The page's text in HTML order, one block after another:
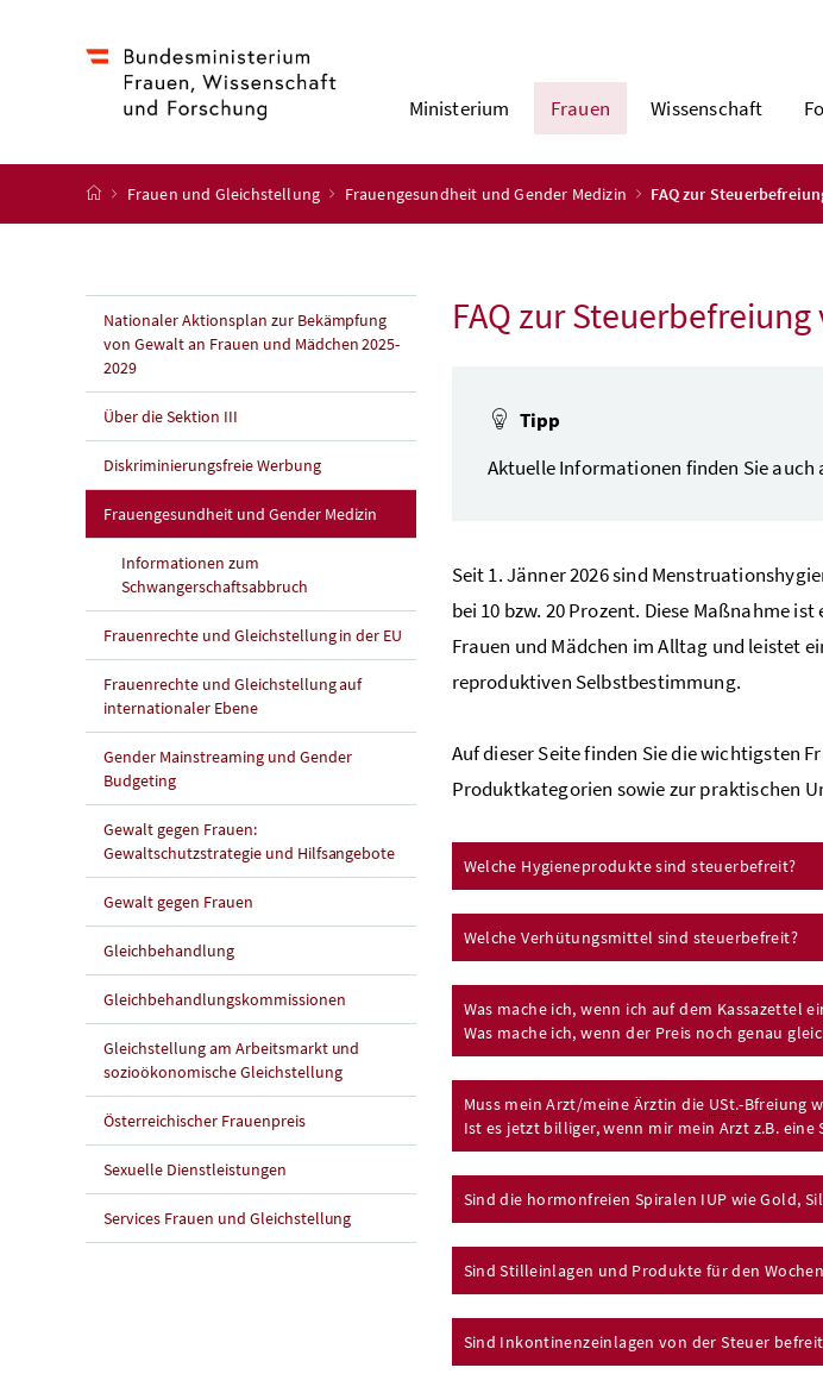
Ministerium Frauen Wissenschaft
Startseite
Frauen und Gleichstellung Frauengesundheit und Gender Medizin FAQ zur
Nationaler Aktionsplan zur Bekämpfung
von Gewalt an Frauen und Mädchen 2025-
2029
Über die Sektion III
Diskriminierungsfreie Werbung
Frauengesundheit und Gender Medizin
Informationen zum
Schwangerschaftsabbruch
Frauenrechte und Gleichstellung in der EU
Frauenrechte und Gleichstellung auf
internationaler Ebene
Gender Mainstreaming und Gender
Budgeting
Gewalt gegen Frauen:
Gewaltschutzstrategie und Hilfsangebote
Gewalt gegen Frauen
Gleichbehandlung
Gleichbehandlungskommissionen
Gleichstellung am Arbeitsmarkt und
sozioökonomische Gleichstellung
Österreichischer Frauenpreis
Sexuelle Dienstleistungen
Services Frauen und Gleichstellung
FAQ zur
Tipp
Aktuelle Informationen finden Sie auch
Seit 1. Jänner 2026 sind
bei 10 bzw. 20 Prozent. Diese Maßnahme
Frauen und Mädchen im Alltag und leistet
reproduktiven Selbstbestimmung.
Auf dieser Seite finden Sie die wichtigsten
Produktkategorien sowie zur praktischen
Welche Hygieneprodukte sind steuerbefreit?
Welche Verhütungsmittel sind steuerbefreit?
Was mache ich, wenn ich auf dem Kassazettel
Was mache ich, wenn der Preis noch genau
Muss mein Arzt/meine Ärztin die USt.-Bfreiung
Ist es jetzt billiger, wenn mir mein Arzt z.B. eine
Sind die hormonfreien Spiralen IUP wie Gold,
Sind Stilleinlagen und Produkte für den
Sind Inkontinenzeinlagen von der Steuer